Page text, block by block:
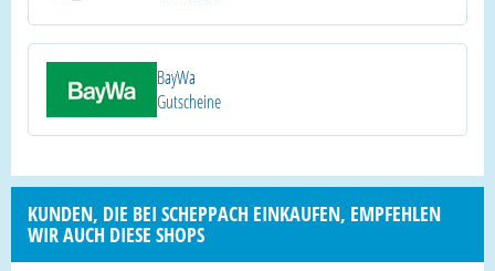
BayWa
Gutscheine
KUNDEN, DIE BEI SCHEPPACH EINKAUFEN, EMPFEHLEN
WIR AUCH DIESE SHOPS